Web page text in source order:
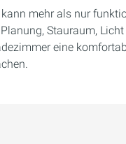
mehr als nur
Stauraum,
eine